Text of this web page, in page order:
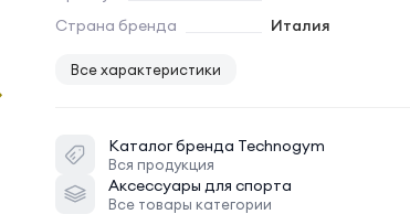
Страна бренда
Италия
Все характеристики
Каталог бренда Technogym
Вся продукция
Аксессуары для спорта
Все товары категории